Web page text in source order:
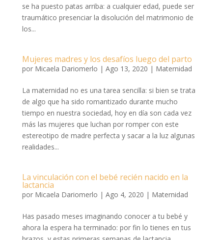
se ha puesto patas arriba: a cualquier edad, puede ser
traumático presenciar la disolución del matrimonio de
los...
Mujeres madres y los desafíos luego del parto
por Micaela Dariomerlo | Ago 13, 2020 | Maternidad
La maternidad no es una tarea sencilla: si bien se trata
de algo que ha sido romantizado durante mucho
tiempo en nuestra sociedad, hoy en día son cada vez
más las mujeres que luchan por romper con este
estereotipo de madre perfecta y sacar a la luz algunas
realidades...
La vinculación con el bebé recién nacido en la
lactancia
por Micaela Dariomerlo | Ago 4, 2020 | Maternidad
Has pasado meses imaginando conocer a tu bebé y
ahora la espera ha terminado: por fin lo tienes en tus